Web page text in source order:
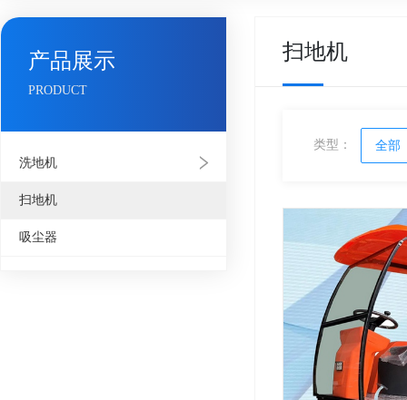
产品展示
PRODUCT
洗地机
扫地机
吸尘器
扫地机
类型： 全部